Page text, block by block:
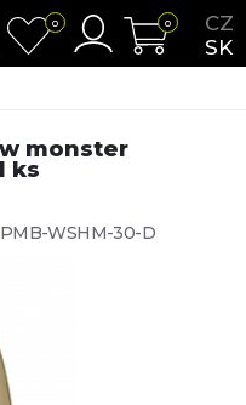
CZ
SK
0 0
monster
ks
PMB-WSHM-30-D